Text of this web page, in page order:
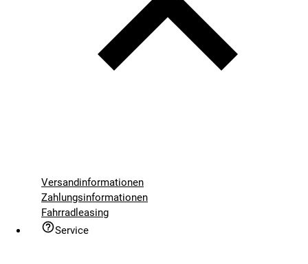
Versandinformationen
Zahlungsinformationen
Fahrradleasing
Service